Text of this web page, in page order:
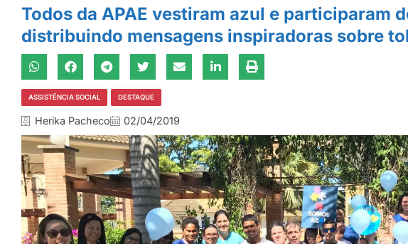
Todos da APAE vestiram azul e participaram
distribuindo mensagens inspiradoras sobre
ASSISTÊNCIA SOCIAL DESTAQUE
Herika Pacheco 02/04/2019